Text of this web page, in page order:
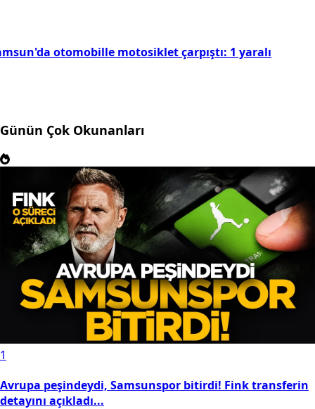
otomobille motosiklet çarpıştı: 1 yaralı
Günün Çok Okunanları
1
Avrupa peşindeydi, Samsunspor bitirdi! Fink transferin
detayını açıkladı...